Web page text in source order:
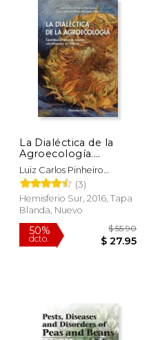
50%
dcto.
La Dialéctica de la
Agroecología.
Contribución Para un
Mundo con
Alimentos sin Veneno
Luiz Carlos Pinheiro
Machado, Luiz Carlos
Pinheiro
(3)
Hemisferio Sur, 2016, Tapa
Blanda, Nuevo